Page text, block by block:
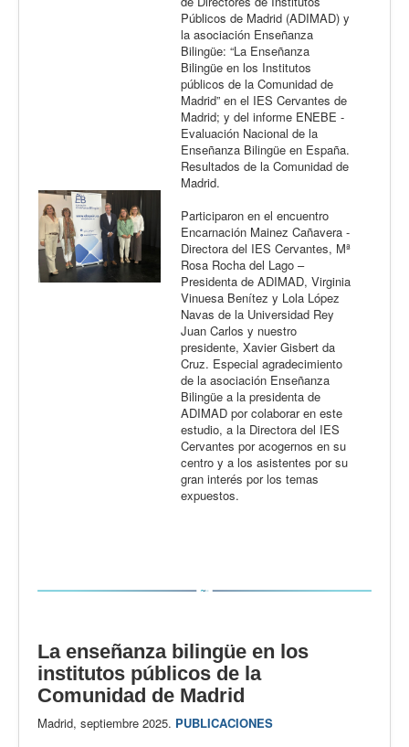
Públicos de Madrid (ADIMAD) y
la asociación Enseñanza
Bilingüe: “La Enseñanza
Bilingüe en los Institutos
públicos de la Comunidad de
Madrid” en el IES Cervantes de
Madrid; y del informe ENEBE -
Evaluación Nacional de la
Enseñanza Bilingüe en España.
Resultados de la Comunidad de
Madrid.
Participaron en el encuentro
Encarnación Mainez Cañavera -
Directora del IES Cervantes, Mª
Rosa Rocha del Lago –
Presidenta de ADIMAD, Virginia
Vinuesa Benítez y Lola López
Navas de la Universidad Rey
Juan Carlos y nuestro
presidente, Xavier Gisbert da
Cruz. Especial agradecimiento
de la asociación Enseñanza
Bilingüe a la presidenta de
ADIMAD por colaborar en este
estudio, a la Directora del IES
Cervantes por acogernos en su
centro y a los asistentes por su
gran interés por los temas
expuestos.
La enseñanza bilingüe en los
institutos públicos de la
Comunidad de Madrid
Madrid, septiembre 2025. PUBLICACIONES